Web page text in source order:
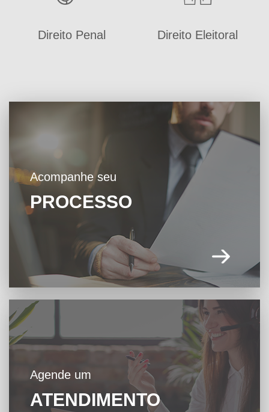
Direito Penal Direito Eleitoral
Acompanhe seu
PROCESSO
Agende um
ATENDIMENTO